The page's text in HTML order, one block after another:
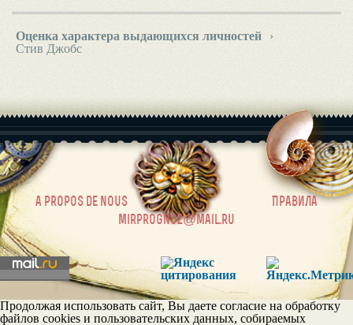
Оценка характера выдающихся личностей
›
Стив Джобс
a propos de nous |
Правила
mirprognoz@mail.ru
Продолжая использовать сайт, Вы даете согласие на обработку
файлов cookies и пользовательских данных, собираемых